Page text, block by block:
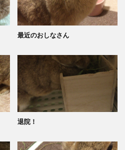
最近のおしなさん
退院！